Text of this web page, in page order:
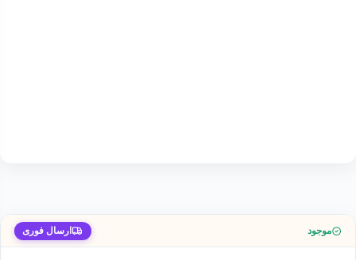
موجود ارسال فوری